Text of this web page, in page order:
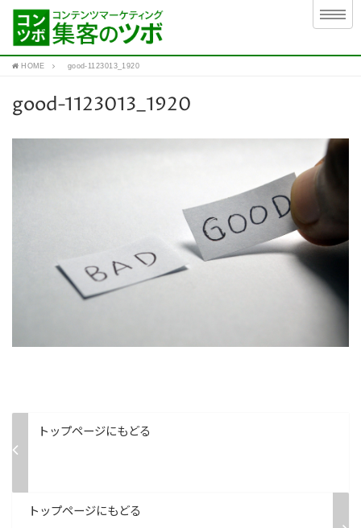
HOME good-1123013_1920
good-1123013_1920
トップページにもどる
トップページにもどる